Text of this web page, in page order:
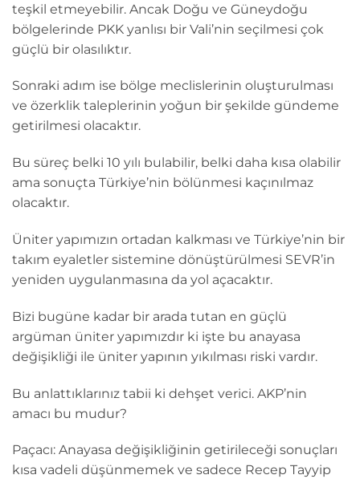
teşkil etmeyebilir. Ancak Doğu ve Güneydoğu
bölgelerinde PKK yanlısı bir Vali’nin seçilmesi çok
güçlü bir olasılıktır.
Sonraki adım ise bölge meclislerinin oluşturulması
ve özerklik taleplerinin yoğun bir şekilde gündeme
getirilmesi olacaktır.
Bu süreç belki 10 yılı bulabilir, belki daha kısa olabilir
ama sonuçta Türkiye’nin bölünmesi kaçınılmaz
olacaktır.
Üniter yapımızın ortadan kalkması ve Türkiye’nin bir
takım eyaletler sistemine dönüştürülmesi SEVR’in
yeniden uygulanmasına da yol açacaktır.
Bizi bugüne kadar bir arada tutan en güçlü
argüman üniter yapımızdır ki işte bu anayasa
değişikliği ile üniter yapının yıkılması riski vardır.
Bu anlattıklarınız tabii ki dehşet verici. AKP’nin
amacı bu mudur?
Paçacı: Anayasa değişikliğinin getirileceği sonuçları
kısa vadeli düşünmemek ve sadece Recep Tayyip